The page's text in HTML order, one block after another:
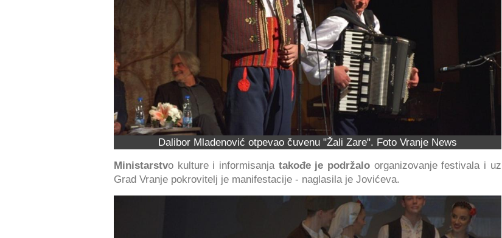
Dalibor Mladenović otpevao čuvenu "Žali Zare". Foto Vranje News
Ministarstvo kulture i informisanja takođe je podržalo organizovanje festivala i uz
Grad Vranje pokrovitelj je manifestacije - naglasila je Jovićeva.